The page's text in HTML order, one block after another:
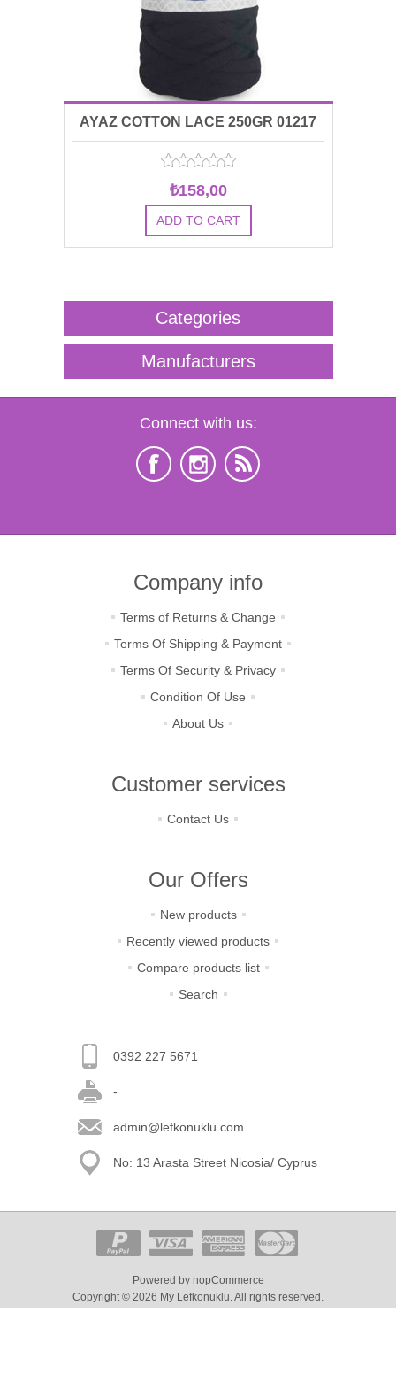
AYAZ COTTON LACE 250GR 01217
₺158,00
Categories
Manufacturers
Connect with us:
Company info
Terms of Returns & Change
Terms Of Shipping & Payment
Terms Of Security & Privacy
Condition Of Use
About Us
Customer services
Contact Us
Our Offers
New products
Recently viewed products
Compare products list
Search
0392 227 5671
-
admin@lefkonuklu.com
No: 13 Arasta Street Nicosia/ Cyprus
Powered by nopCommerce
Copyright © 2026 My Lefkonuklu. All rights reserved.